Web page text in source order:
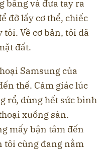
bằng và đưa tay ra
đỡ lấy cơ thể, chiếc
Về cơ bản, tôi đã
đất.
Samsung của
thế. Cảm giác lúc
rổ, dùng hết sức bình
xuống sàn.
mấy bận tâm đến
tôi cũng đang nằm